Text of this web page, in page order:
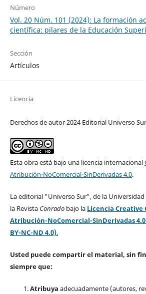
Número
Vol. 20 Núm. 101 (2024): La formación
científica: pilares de la Educación
Sección
Artículos
Licencia
Derechos de autor 2024 Editorial Universo Sur
Esta obra está bajo una licencia internacional
Atribución-NoComercial-SinDerivadas 4.0.
La editorial "Universo Sur", de la
la Revista Conradobajo la Licencia Creative
Atribución-NoComercial-SinDerivadas
BY-NC-ND 4.0).
Usted puede compartir el material, sin
siempre que:
Atribuya adecuadamente (autores,